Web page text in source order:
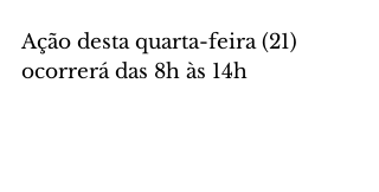
Ação desta quarta-feira (21)
ocorrerá das 8h às 14h